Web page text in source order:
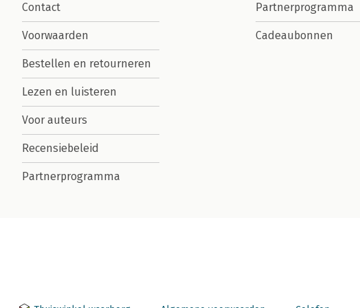
Contact
Voorwaarden
Bestellen en retourneren
Lezen en luisteren
Voor auteurs
Recensiebeleid
Partnerprogramma
Partnerprogramma
Cadeaubonnen